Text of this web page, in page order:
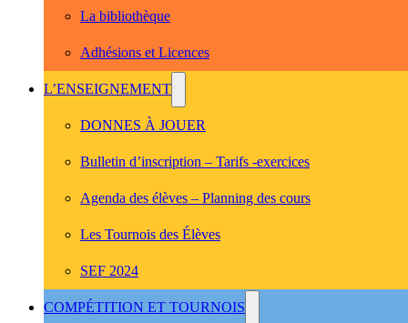
La bibliothèque
Adhésions et Licences
L’ENSEIGNEMENT
DONNES À JOUER
Bulletin d’inscription – Tarifs -exercices
Agenda des élèves – Planning des cours
Les Tournois des Élèves
SEF 2024
COMPÉTITION ET TOURNOIS